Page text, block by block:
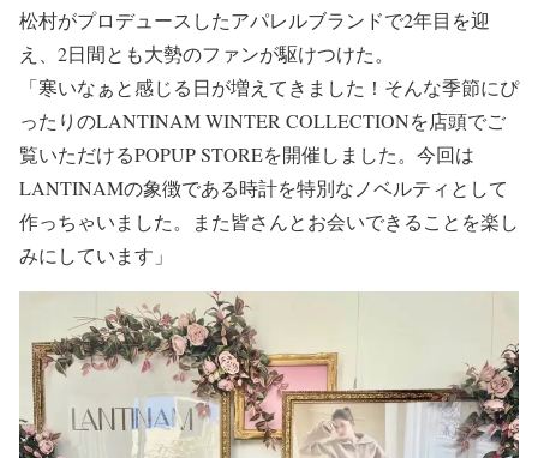
松村がプロデュースしたアパレルブランドで2年目を迎
え、2日間とも大勢のファンが駆けつけた。
「寒いなぁと感じる日が増えてきました！そんな季節にぴ
ったりのLANTINAM WINTER COLLECTIONを店頭でご
覧いただけるPOPUP STOREを開催しました。今回は
LANTINAMの象徴である時計を特別なノベルティとして
作っちゃいました。また皆さんとお会いできることを楽し
みにしています」